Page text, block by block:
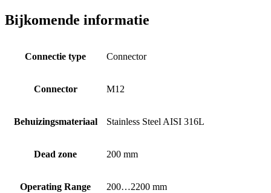
Bijkomende informatie
Connectie type Connector
Connector M12
Behuizingsmateriaal Stainless Steel AISI 316L
Dead zone 200 mm
Operating Range 200…2200 mm